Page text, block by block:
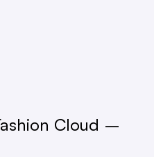
Cloud –